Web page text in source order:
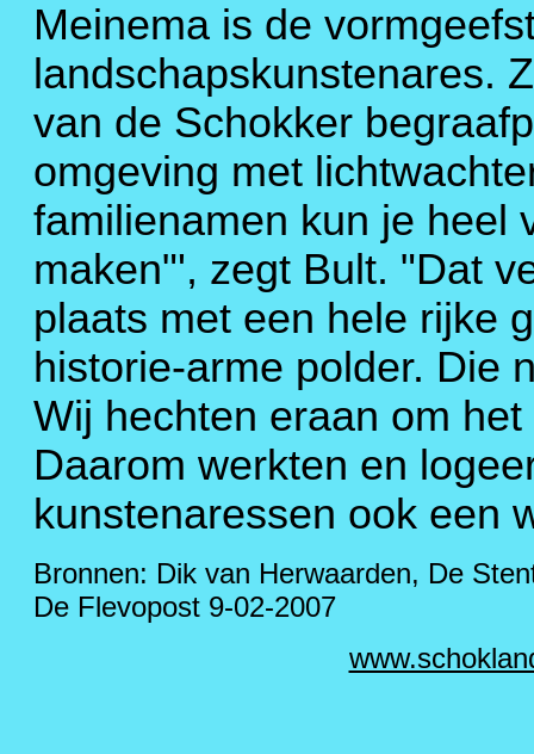
Meinema is de
landschapskunstenares.
van de Schokker
omgeving met
familienamen kun je heel
maken"', zegt Bult. "Dat
plaats met een hele rijke
historie-arme polder. Die
Wij hechten eraan om
Daarom werkten en
kunstenaressen ook een
Bronnen: Dik van Herwaarden, De
De Flevopost 9-02-2007